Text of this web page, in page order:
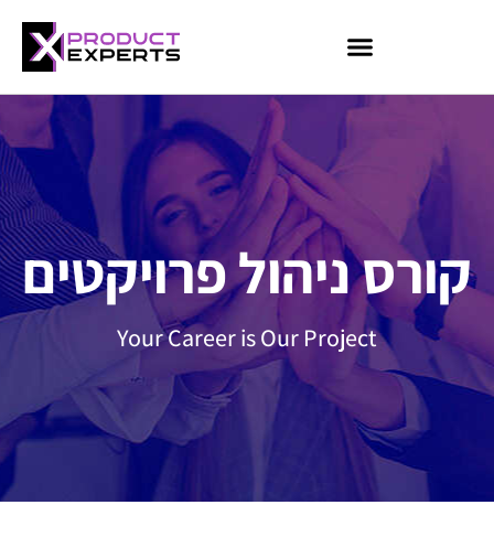
קורס ניהול פרויקטים
Your Career is Our Project